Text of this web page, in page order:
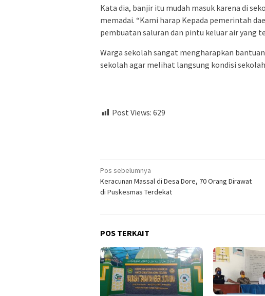
Kata dia, banjir itu mudah masuk karena di
memadai. “Kami harap Kepada pemerintah
pembuatan saluran dan pintu keluar air yang
Warga sekolah sangat mengharapkan
sekolah agar melihat langsung kondisi
Post Views: 629
Navigasi
pos
Pos sebelumnya
Keracunan Massal di Desa Dore, 70 Orang Dirawat
di Puskesmas Terdekat
POS TERKAIT